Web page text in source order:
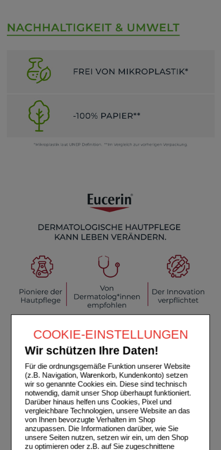
COOKIE-EINSTELLUNGEN
Wir schützen Ihre Daten!
Für die ordnungsgemäße Funktion unserer Website
(z.B. Navigation, Warenkorb, Kundenkonto) setzen
wir so genannte Cookies ein. Diese sind technisch
notwendig, damit unser Shop überhaupt funktioniert.
Darüber hinaus helfen uns Cookies, Pixel und
vergleichbare Technologien, unsere Website an das
von Ihnen bevorzugte Verhalten im Shop
anzupassen. Die Informationen darüber, wie Sie
unsere Seiten nutzen, setzen wir ein, um den Shop
zu optimieren oder z.B. auf Sie zugeschnittene